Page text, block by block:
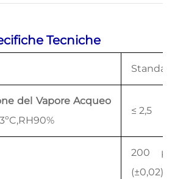
Tecniche
del Vapore Acqueo
≤ 2,5
200
(±0,02)